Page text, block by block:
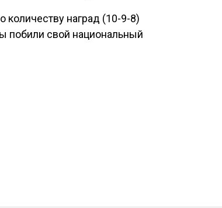
количеству наград (10-9-8)
побили свой национальный